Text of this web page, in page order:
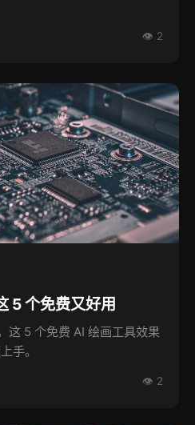
👁 2
5 个免费又好用
这 5 个免费 AI 绘画工具效果
手。
👁 2